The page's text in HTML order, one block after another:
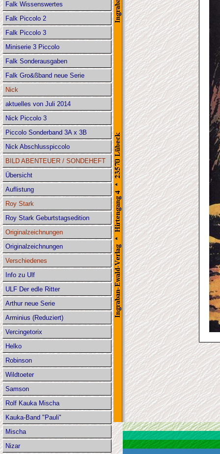
Falk Wissenswertes
Falk Piccolo 2
Falk Piccolo 3
Miniserie 3 Piccolo
Falk Sonderausgaben
Falk Gro&ßband neue Serie
Nick
aktuelles von Juli 2014
Nick Piccolo 3
Piccolo Sonderband 3A x 3B
Nick Abschlusspiccolo
BILD ABENTEUER / SONDEHEFT
Übersicht
Auflistung
Roy Stark
Roy Stark Geburtstagsedition
Originalzeichnungen
Originalzeichnungen
Verschiedenes
Info zu Ulf
ULF Der edle Ritter
Arthur neue Serie
Arminius (Reduziert)
Vercingetorix
Helko
Robinson
Wildtoeter
Samson
Rolf Kauka Mischa
Kauka-Band "Pauli"
Mischa
Nizar